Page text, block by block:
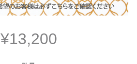
¥13,200